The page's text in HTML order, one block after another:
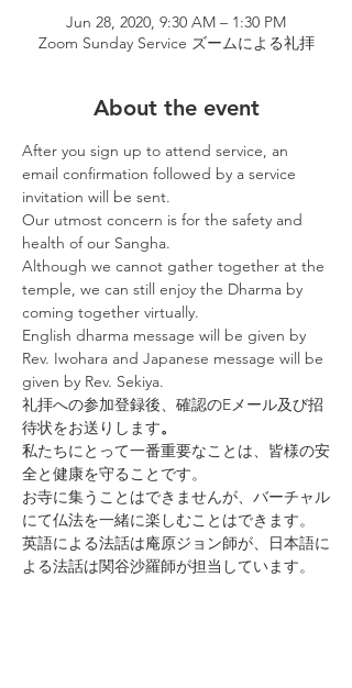
Jun 28, 2020, 9:30 AM – 1:30 PM
Zoom Sunday Service ズームによる礼拝
About the event
After you sign up to attend service, an
email confirmation followed by a service
invitation will be sent.
Our utmost concern is for the safety and
health of our Sangha.
Although we cannot gather together at the
temple, we can still enjoy the Dharma by
coming together virtually.
English dharma message will be given by
Rev. Iwohara and Japanese message will be
given by Rev. Sekiya.
礼拝への参加登録後、確認のEメール及び招
待状をお送りします。
私たちにとって一番重要なことは、皆様の安
全と健康を守ることです。
お寺に集うことはできませんが、バーチャル
にて仏法を一緒に楽しむことはできます。
英語による法話は庵原ジョン師が、日本語に
よる法話は関谷沙羅師が担当しています。